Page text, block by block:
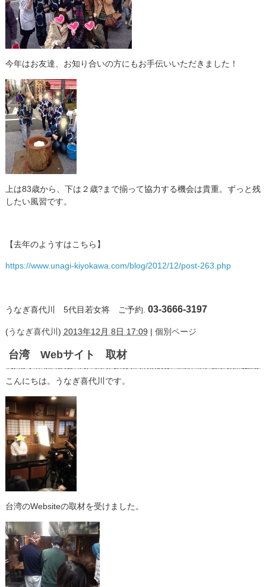
今年はお友達、お知り合いの方にもお手伝いいただきました！
上は83歳から、下は２歳?まで揃って協力する機会は貴重。ずっと残
したい風習です。
【去年のようすはこちら】
https://www.unagi-kiyokawa.com/blog/2012/12/post-263.php
うなぎ喜代川 5代目若女将 ご予約. 03-3666-3197
(うなぎ喜代川 ) 2013年12月 8日 17:09 | 個別ページ
台湾 Webサイト 取材
こんにちは。うなぎ喜代川です。
台湾のWebsiteの取材を受けました。